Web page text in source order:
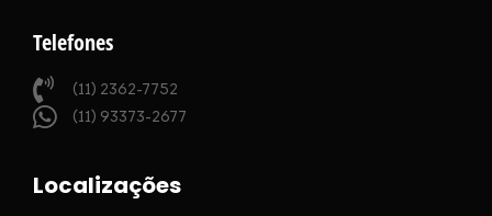
Telefones
(11) 2362-7752
(11) 93373-2677
Localizações